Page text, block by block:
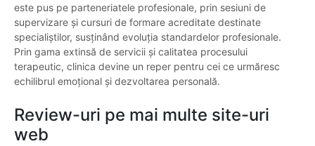
este pus pe parteneriatele profesionale, prin sesiuni de
supervizare și cursuri de formare acreditate destinate
specialiștilor, susținând evoluția standardelor profesionale.
Prin gama extinsă de servicii și calitatea procesului
terapeutic, clinica devine un reper pentru cei ce urmăresc
echilibrul emoțional și dezvoltarea personală.
Review-uri pe mai multe site-uri
web